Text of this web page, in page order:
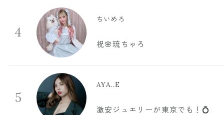
4
ちいめろ
祝🌸琉ちゃろ
5
AYA..E
激安ジュエリーが東京でも！💍